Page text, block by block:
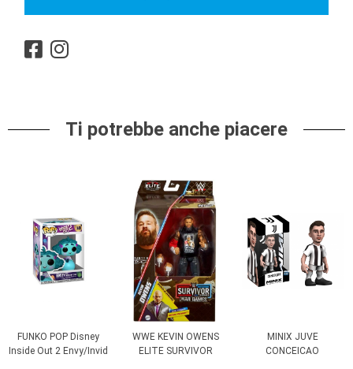
Ti potrebbe anche piacere
FUNKO POP Disney
Inside Out 2 Envy/Invid
WWE KEVIN OWENS
ELITE SURVIVOR
MINIX JUVE
CONCEICAO